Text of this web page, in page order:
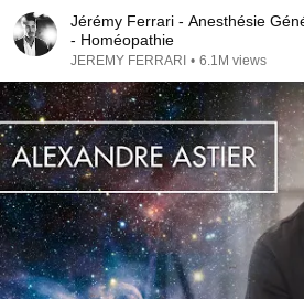
Jérémy Ferrari - Anesthésie
- Homéopathie
JEREMY FERRARI • 6.1M views